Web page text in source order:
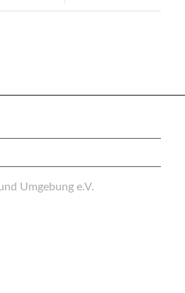
Umgebung e.V.